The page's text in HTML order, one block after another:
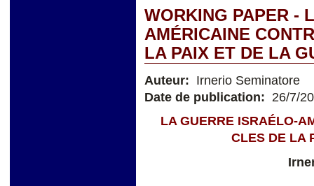
WORKING PAPER -
AMÉRICAINE
LA PAIX ET DE LA
Auteur: Irnerio Seminatore
Date de publication: 26/7/
LA GUERRE ISRAÉLO-
CLES DE LA